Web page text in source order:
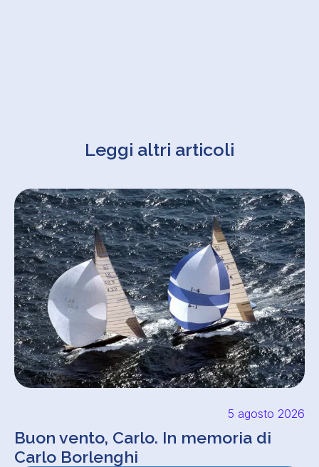
Leggi altri articoli
5 agosto 2026
Buon vento, Carlo. In memoria di
Carlo Borlenghi